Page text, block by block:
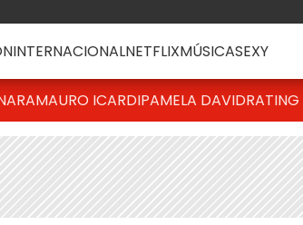
INTERNACIONALNETFLIXMÚSICASEXY
MAURO ICARDIPAMELA DAVIDRATING